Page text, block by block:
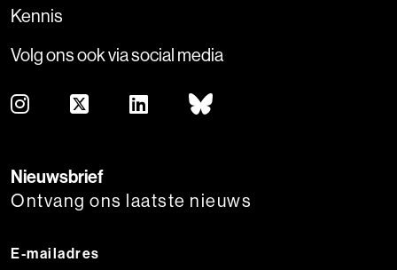
Kennis
Volg ons ook via social media
Nieuwsbrief
Ontvang ons laatste nieuws
E-mailadres